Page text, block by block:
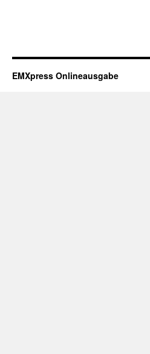
EMXpress Onlineausgabe